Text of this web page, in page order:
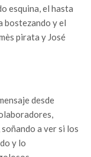
esquina, el hasta
bostezando y el
pirata y José
desde
a ver si los
y lo